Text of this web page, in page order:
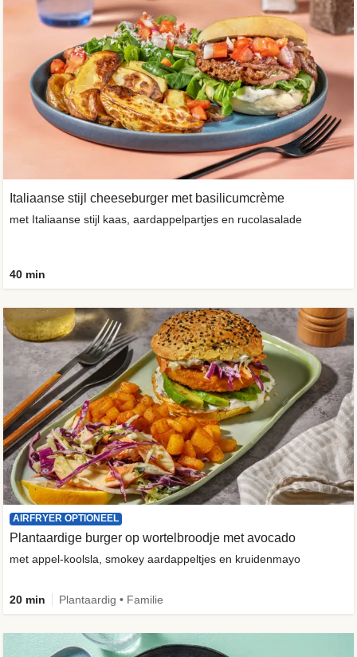
Italiaanse stijl cheeseburger met basilicumcrème
met Italiaanse stijl kaas, aardappelpartjes en rucolasalade
40 min
AIRFRYER OPTIONEEL
Plantaardige burger op wortelbroodje met avocado
met appel-koolsla, smokey aardappeltjes en kruidenmayo
20 min Plantaardig • Familie